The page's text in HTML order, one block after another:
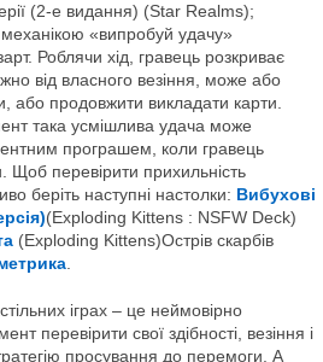
(2-е видання) (Star Realms);
механікою «випробуй удачу»
Роблячи хід, гравець розкриває
від власного везіння, може або
або продовжити викладати карти.
така усмішлива удача може
програшем, коли гравець
Щоб перевірити прихильність
беріть наступні настолки: Вибухові
(Exploding Kittens : NSFW Deck)
(Exploding Kittens)Острів скарбів
.
іграх – це неймовірно
перевірити свої здібності, везіння і
просування до перемоги. А